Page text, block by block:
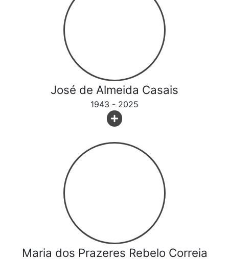
José de Almeida Casais
1943 - 2025
Maria dos Prazeres Rebelo Correia